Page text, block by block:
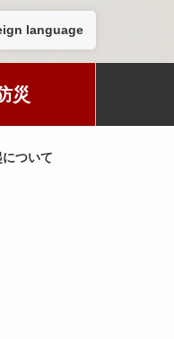
language
災
ついて